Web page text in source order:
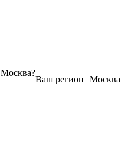
Москва
Ваш регион
Москва?